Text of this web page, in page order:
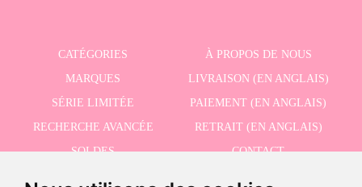
CATÉGORIES
À PROPOS DE NOUS
MARQUES
LIVRAISON (EN ANGLAIS)
SÉRIE LIMITÉE
PAIEMENT (EN ANGLAIS)
RECHERCHE AVANCÉE
RETRAIT (EN ANGLAIS)
SOLDES
CONTACT